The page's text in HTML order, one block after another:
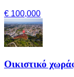
€ 100,000
Οικιστικό